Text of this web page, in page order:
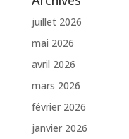
juillet 2026
mai 2026
avril 2026
mars 2026
février 2026
janvier 2026